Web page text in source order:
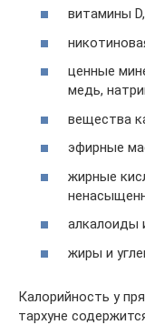
витамины
ценные
медь,
вещества
эфирные
жирные
алкалоиды
жиры и
Калорийность у
тархуне